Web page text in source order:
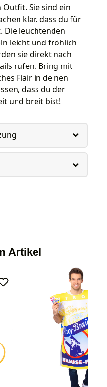
Sie sind ein
klar, dass du für
Die leuchtenden
leicht und fröhlich
sie direkt nach
rufen. Bring mit
Flair in deinen
dass du der
und breit bist!
Artikel